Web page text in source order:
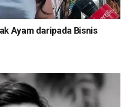
Ayam daripada Bisnis